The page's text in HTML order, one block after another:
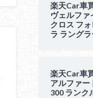
楽天Car車
ヴェルファ
クロス フ
ラ ラング
楽天Car車
アルファー
300 ランク